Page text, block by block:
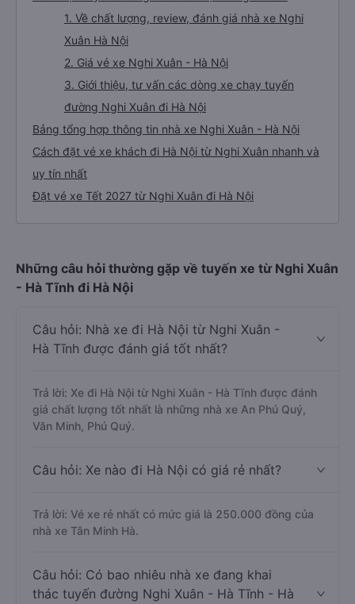
1. Về chất lượng, review, đánh giá nhà xe Nghi
Xuân Hà Nội
2. Giá vé xe Nghi Xuân - Hà Nội
3. Giới thiệu, tư vấn các dòng xe chạy tuyến
đường Nghi Xuân đi Hà Nội
Bảng tổng hợp thông tin nhà xe Nghi Xuân - Hà Nội
Cách đặt vé xe khách đi Hà Nội từ Nghi Xuân nhanh và
uy tín nhất
Đặt vé xe Tết 2027 từ Nghi Xuân đi Hà Nội
Những câu hỏi thường gặp về tuyến xe từ Nghi Xuân
- Hà Tĩnh đi Hà Nội
Câu hỏi: Nhà xe đi Hà Nội từ Nghi Xuân -
Hà Tĩnh được đánh giá tốt nhất?
Trả lời: Xe đi Hà Nội từ Nghi Xuân - Hà Tĩnh được đánh
giá chất lượng tốt nhất là những nhà xe An Phú Quý,
Văn Minh, Phú Quý.
Câu hỏi: Xe nào đi Hà Nội có giá rẻ nhất?
Trả lời: Vé xe rẻ nhất có mức giá là 250.000 đồng của
nhà xe Tân Minh Hà.
Câu hỏi: Có bao nhiêu nhà xe đang khai
thác tuyến đường Nghi Xuân - Hà Tĩnh - Hà